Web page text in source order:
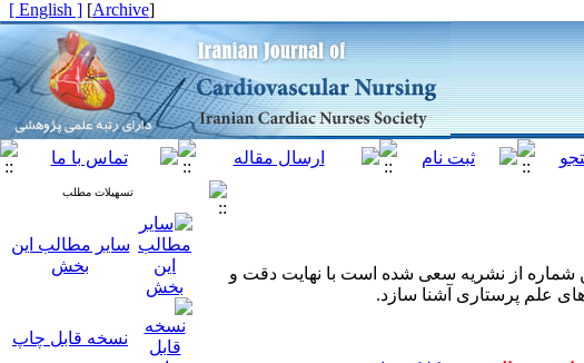
[
Archive
]
[ English ]
در این شماره از نشریه سعی شده است با نهایت دقت و
های علم پرستاری آشنا سازد.
تسهیلات مطلب
سایر مطالب این
بخش
نسخه قابل چاپ